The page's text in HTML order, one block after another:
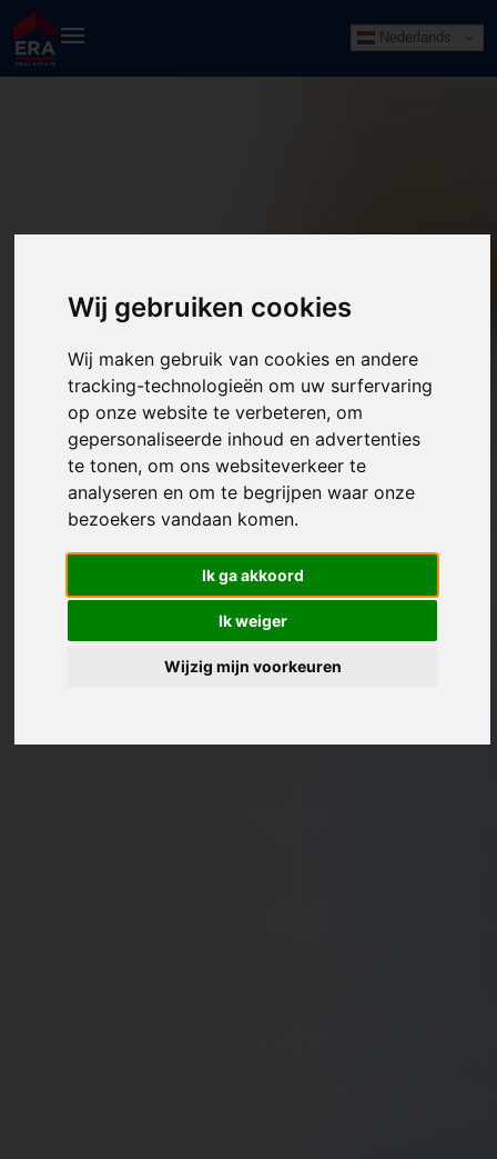
Wij gebruiken cookies
Wij maken gebruik van cookies en andere
tracking-technologieën om uw surfervaring
op onze website te verbeteren, om
gepersonaliseerde inhoud en advertenties
te tonen, om ons websiteverkeer te
analyseren en om te begrijpen waar onze
bezoekers vandaan komen.
Ik ga akkoord
Ik weiger
Wijzig mijn voorkeuren
Nederlands